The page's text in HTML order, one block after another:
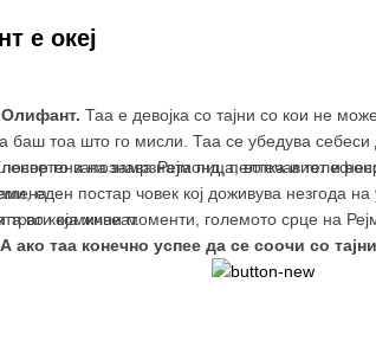
е океј
Олифант. Таа е девојка со тајни со кои не
баш тоа што го мисли. Таа се убедува
на замрзната пица, вотка и
го запознава Рејмонд, пелтечавиот и
еден постар човек кој доживува незгода
во која живеат.
траги комични моменти, големото срце на
А ако таа конечно успее да се соочи со